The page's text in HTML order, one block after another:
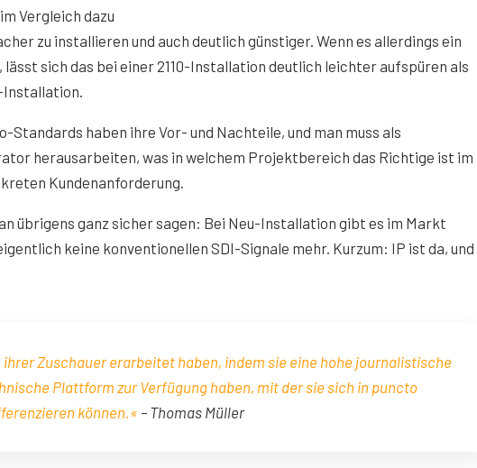
Vergleich dazu
zu installieren und auch deutlich günstiger. Wenn es allerdings ein
sich das bei einer 2110-Installation deutlich leichter aufspüren als
Installation.
Standards haben ihre Vor- und Nachteile, und man muss als
herausarbeiten, was in welchem Projektbereich das Richtige ist im
Kundenanforderung.
übrigens ganz sicher sagen: Bei Neu-Installation gibt es im Markt
keine konventionellen SDI-Signale mehr. Kurzum: IP ist da, und
Zuschauer erarbeitet haben, indem sie eine hohe journalistische
Plattform zur Verfügung haben, mit der sie sich in puncto
können.« – Thomas Müller